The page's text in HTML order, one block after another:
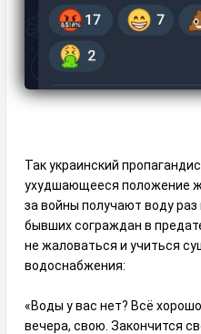
Так украинский
ухудшающееся положение
за войны получают воду
бывших сограждан в
не жаловаться и учиться
водоснабжения:
«Воды у вас нет? Всё
вечера, свою. Закончится